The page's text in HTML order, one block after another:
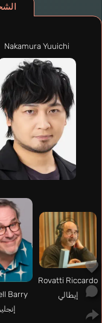
Nakamura Yuuichi
Rovatti Riccardo
إيطالي
Barry